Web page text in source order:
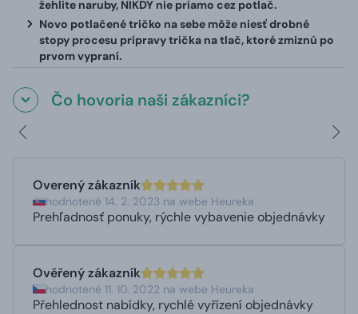
žehlite naruby, NIKDY nie priamo cez potlač.
Novo potlačené tričko na sebe môže niesť drobné
stopy procesu prípravy trička na tlač, ktoré zmiznú po
prvom vypraní.
Čo hovoria naši zákazníci?
Overený zákazník
hodnotené 14. 2. 2023 na webe Heureka
Prehľadnosť ponuky, rýchle vybavenie objednávky
Ověřený zákazník
hodnotené 11. 10. 2022 na webe Heureka
Přehlednost nabídky, rychlé vyřízení objednávky